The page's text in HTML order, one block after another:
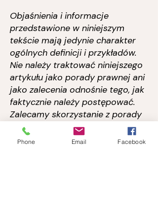
Objaśnienia i informacje
przedstawione w niniejszym
tekście mają jedynie charakter
ogólnych definicji i przykładów.
Nie należy traktować niniejszego
artykułu jako porady prawnej ani
jako zalecenia odnośnie tego, jak
faktycznie należy postępować.
Zalecamy skorzystanie z porady
prawnej, która pomoże zrozumieć
ideę polityki zwrotów i ułatwi jej
Phone Email Facebook